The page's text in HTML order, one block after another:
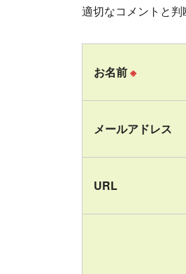
適切なコメントと
お名前※
メールアドレス
URL